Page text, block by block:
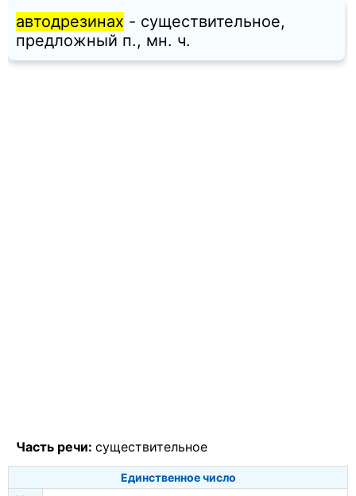
автодрезинах - существительное,
предложный п., мн. ч.
Часть речи: существительное
Единственное число